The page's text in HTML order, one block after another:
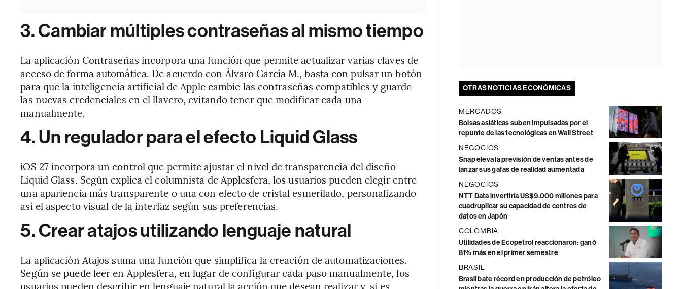
3. Cambiar múltiples contraseñas al mismo tiempo
La aplicación Contraseñas incorpora una función que permite actualizar varias claves de
acceso de forma automática. De acuerdo con Álvaro García M., basta con pulsar un botón
para que la inteligencia artificial de Apple cambie las contraseñas compatibles y guarde
las nuevas credenciales en el llavero, evitando tener que modificar cada una
manualmente.
4. Un regulador para el efecto Liquid Glass
iOS 27 incorpora un control que permite ajustar el nivel de transparencia del diseño
Liquid Glass. Según explica el columnista de Applesfera, los usuarios pueden elegir entre
una apariencia más transparente o una con efecto de cristal esmerilado, personalizando
así el aspecto visual de la interfaz según sus preferencias.
5. Crear atajos utilizando lenguaje natural
La aplicación Atajos suma una función que simplifica la creación de automatizaciones.
Según se puede leer en Applesfera, en lugar de configurar cada paso manualmente, los
usuarios pueden describir en lenguaje natural la acción que desean realizar y, si es
OTRAS NOTICIAS ECONÓMICAS
MERCADOS
Bolsas asiáticas suben impulsadas por el
repunte de las tecnológicas en Wall Street
NEGOCIOS
Snap eleva la previsión de ventas antes de
lanzar sus gafas de realidad aumentada
NEGOCIOS
NTT Data invertiría US$9.000 millones para
cuadruplicar su capacidad de centros de
datos en Japón
COLOMBIA
Utilidades de Ecopetrol reaccionaron: ganó
81% más en el primer semestre
BRASIL
Brasil bate récord en producción de petróleo